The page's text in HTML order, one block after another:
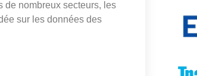
de nombreux secteurs, les
sur les données des